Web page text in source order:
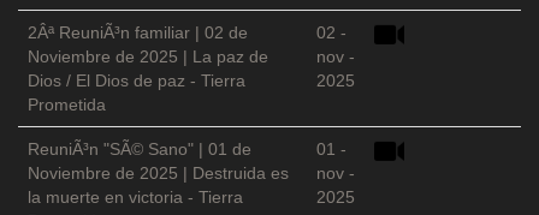
2Âª ReuniÃ³n familiar | 02 de
Noviembre de 2025 | La paz de
Dios / El Dios de paz - Tierra
Prometida
02 -
nov -
2025
ReuniÃ³n "SÃ© Sano" | 01 de
Noviembre de 2025 | Destruida es
la muerte en victoria - Tierra
01 -
nov -
2025